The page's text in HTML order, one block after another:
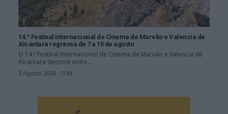
14.º Festival Internacional de Cinema de Marvão e Valencia de
Alcántara regressa de 7 a 15 de agosto
O 14.º Festival Internacional de Cinema de Marvão e Valencia de
Alcántara decorre entre...
3 Agosto, 2026 - 11:59